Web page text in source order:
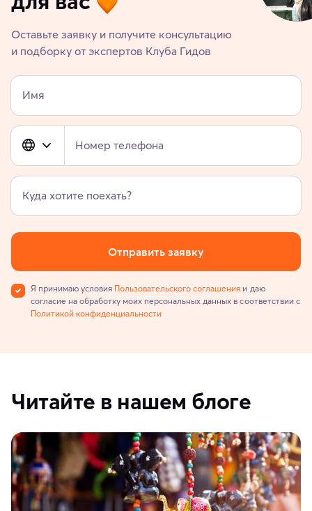
Оставьте заявку и получите консультацию
и подборку от экспертов Клуба Гидов
Имя
Номер телефона
Куда хотите поехать?
Отправить заявку
Я принимаю условия Пользовательского соглашения и даю
согласие на обработку моих персональных данных в соответствии с
Политикой конфиденциальности
Читайте в нашем блоге